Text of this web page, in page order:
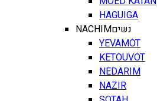
HAGUIGA
NACHIMנשים
YEVAMOT
KETOUVOT
NEDARIM
NAZIR